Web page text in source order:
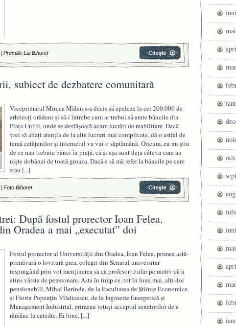
|Premiile Lui Bihorel
subiect de dezbatere comunitară
Viceprimarul Mircea Mălan s-a decis să apeleze la cei 200.000 de
arhitecţi orădeni şi să-i întrebe cum ar trebui să arate băncile din
Piaţa Unirii, unde se desfăşoară acum lucrări de reabilitare. Dacă
vrei să abaţi atenţia de la alte lucruri mai complicate, dă o astfel de
temă cetăţenilor şi internetul va vui o săptămână. Oricum, eu nu ştiu
de ce mai trebuie bănci în piaţă, că şi aşa sunt deja câteva care au
nişte dobânzi de toată groaza. Dacă e să mă refer la băncile pe care
stau [...]
|Foto Bihorel
După fostul prorector Ioan Felea,
Oradea a mai „executat” doi
Fostul prorector al Universităţii din Oradea, Ioan Felea, primea astă-
primăvară o lovitură grea, colegii din Senatul universitar
respingând prin vot menţinerea sa ca profesor titular pe motiv că a
atins vârsta de pensionare. Asta în timp ce, tot în luna mai, alţi doi
pensionabili, Mihai Berinde, de la Facultatea de Ştiinţe Economice,
şi Florin Popenţiu Vlădicescu, de la Inginerie Energetică şi
Management Industrial, primeau totuşi acceptul senatorilor de a
rămâne la catedre. Ei bine, [...]